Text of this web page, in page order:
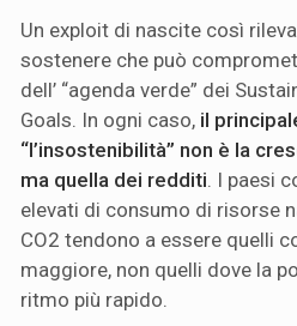
Un exploit di nascite così
sostenere che può
dell’ “agenda verde” dei
Goals. In ogni caso, il
“l’insostenibilità” non è la
ma quella dei redditi. I paesi
elevati di consumo di risorse
CO2 tendono a essere quelli
maggiore, non quelli dove la
ritmo più rapido.